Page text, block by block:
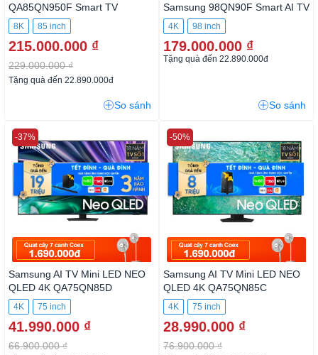
QA85QN950F Smart TV
8K 85 inch
215.000.000 ₫
229.000.000 ₫
Tặng quà đến 22.890.000đ
So sánh
Samsung 98QN90F Smart AI
TV
4K 98 inch
179.000.000 ₫
Tặng quà đến 22.890.000đ
So sánh
Samsung AI TV Mini LED NEO
QLED 4K QA75QN85D
4K 75 inch
41.990.000 ₫
66.900.000 ₫
-37%
Samsung AI TV Mini LED NEO
QLED 4K QA75QN85C
4K 75 inch
28.990.000 ₫
76.900.000 ₫
-50%